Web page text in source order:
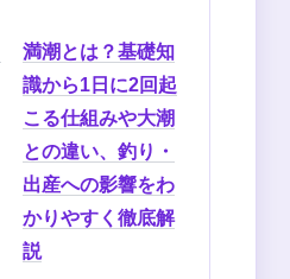
満潮とは？基礎知
識から1日に2回起
こる仕組みや大潮
との違い、釣り・
出産への影響をわ
かりやすく徹底解
説